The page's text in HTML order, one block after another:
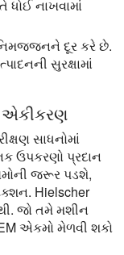
ધોઈ નાખવામાં
નિમજ્જનને દૂર કરે છે.
સુરક્ષામાં
એકીકરણ
સાધનોમાં
ઉપકરણો પ્રદાન
જરૂર પડશે,
Hielscher
જો તમે મશીન
એકમો મેળવી શકો